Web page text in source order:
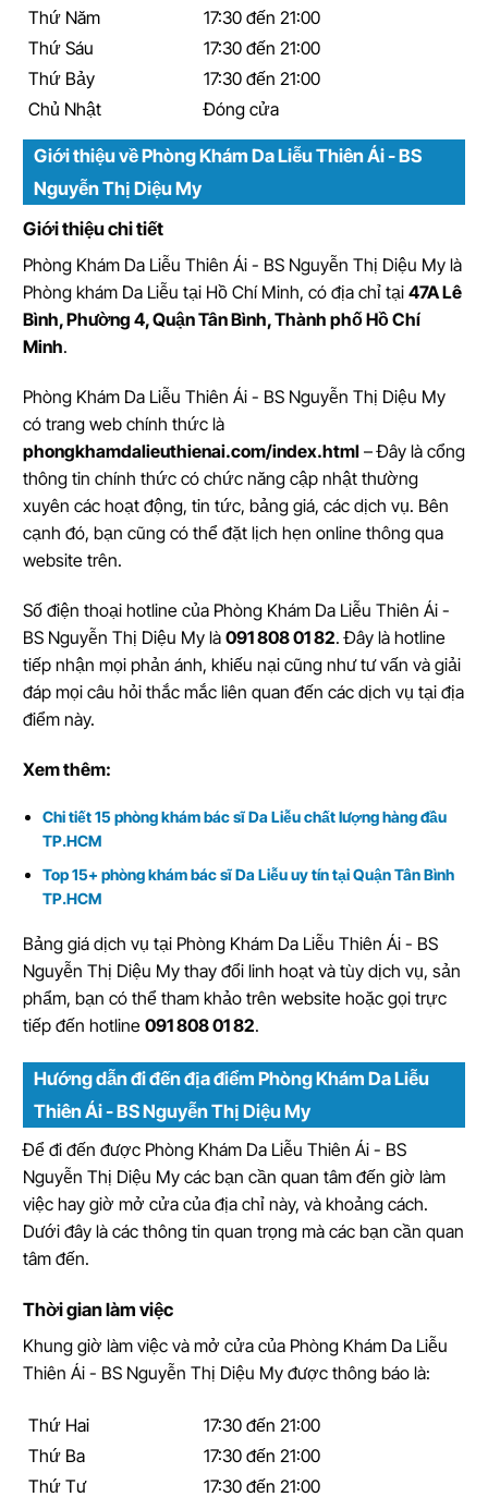
Thứ Năm
17:30 đến 21:00
Thứ Sáu
17:30 đến 21:00
Thứ Bảy
17:30 đến 21:00
Chủ Nhật
Đóng cửa
Giới thiệu về Phòng Khám Da Liễu Thiên Ái - BS
Nguyễn Thị Diệu My
Giới thiệu chi tiết
Phòng Khám Da Liễu Thiên Ái - BS Nguyễn Thị Diệu My là
Phòng khám Da Liễu tại Hồ Chí Minh, có địa chỉ tại 47A Lê
Bình, Phường 4, Quận Tân Bình, Thành phố Hồ Chí
Minh.
Phòng Khám Da Liễu Thiên Ái - BS Nguyễn Thị Diệu My
có trang web chính thức là
phongkhamdalieuthienai.com/index.html – Đây là cổng
thông tin chính thức có chức năng cập nhật thường
xuyên các hoạt động, tin tức, bảng giá, các dịch vụ. Bên
cạnh đó, bạn cũng có thể đặt lịch hẹn online thông qua
website trên.
Số điện thoại hotline của Phòng Khám Da Liễu Thiên Ái -
BS Nguyễn Thị Diệu My là 091 808 01 82. Đây là hotline
tiếp nhận mọi phản ánh, khiếu nại cũng như tư vấn và giải
đáp mọi câu hỏi thắc mắc liên quan đến các dịch vụ tại địa
điểm này.
Xem thêm:
Chi tiết 15 phòng khám bác sĩ Da Liễu chất lượng hàng đầu
TP.HCM
Top 15+ phòng khám bác sĩ Da Liễu uy tín tại Quận Tân Bình
TP.HCM
Bảng giá dịch vụ tại Phòng Khám Da Liễu Thiên Ái - BS
Nguyễn Thị Diệu My thay đổi linh hoạt và tùy dịch vụ, sản
phẩm, bạn có thể tham khảo trên website hoặc gọi trực
tiếp đến hotline 091 808 01 82.
Hướng dẫn đi đến địa điểm Phòng Khám Da Liễu
Thiên Ái - BS Nguyễn Thị Diệu My
Để đi đến được Phòng Khám Da Liễu Thiên Ái - BS
Nguyễn Thị Diệu My các bạn cần quan tâm đến giờ làm
việc hay giờ mở cửa của địa chỉ này, và khoảng cách.
Dưới đây là các thông tin quan trọng mà các bạn cần quan
tâm đến.
Thời gian làm việc
Khung giờ làm việc và mở cửa của Phòng Khám Da Liễu
Thiên Ái - BS Nguyễn Thị Diệu My được thông báo là:
Thứ Hai
17:30 đến 21:00
Thứ Ba
17:30 đến 21:00
Thứ Tư
17:30 đến 21:00